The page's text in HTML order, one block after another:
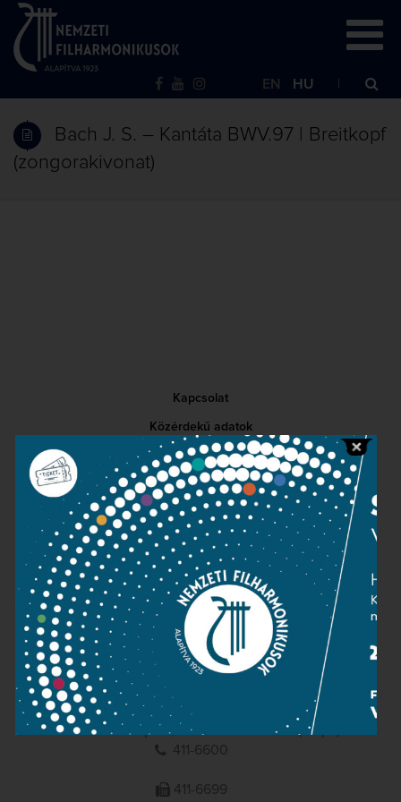
EN HU
Bach J. S. – Kantáta BWV.97 | Breitkopf
(zongorakivonat)
Kapcsolat
Közérdekű adatok
Sajtószoba
Adatvédelem
Impresszum
NEMZETI
FILHARMONIKUSOK
1095 Budapest, Komor Marcell u. 1. (Müpa)
411-6600
411-6699